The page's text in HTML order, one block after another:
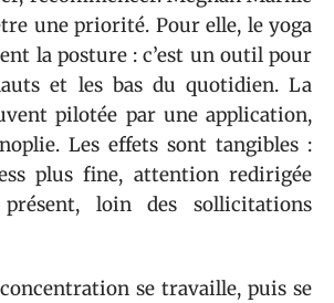
une priorité. Pour elle, le yoga
la posture : c’est un outil pour
et les bas du quotidien. La
pilotée par une application,
Les effets sont tangibles :
plus fine, attention redirigée
loin des sollicitations
se travaille, puis se